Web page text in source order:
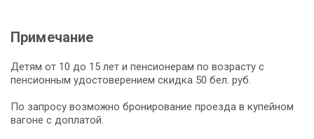
Примечание
Детям от 10 до 15 лет и пенсионерам по возрасту c
пенсионным удостоверением скидка 50 бел. руб.
По запросу возможно бронирование проезда в купейном
вагоне с доплатой.